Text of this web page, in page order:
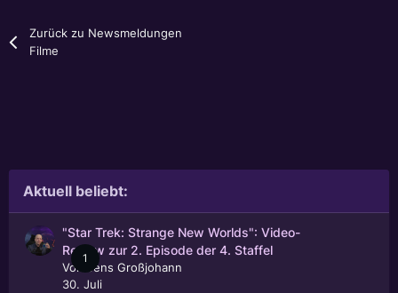
Zurück zu Newsmeldungen
Filme
Aktuell beliebt:
1
"Star Trek: Strange New Worlds": Video-
Review zur 2. Episode der 4. Staffel
Von
Jens Großjohann
30. Juli